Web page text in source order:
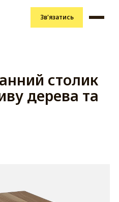
Зв'язатись
столик
дерева та